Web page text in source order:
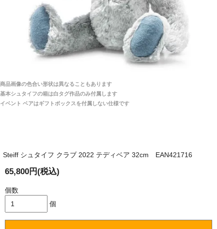
ご安心ください！商品は確実にお届けします。
商品は直接海外から届くのですか。受取の際、関税な
どはかかりますか？
商品は全て当店へ入荷させたのち欠品を行いお客様
関税はすべて当店にて処理しますのでお客様のご負担
は一切ありません。
国内で一度検品をしますので、決済確認後、２～４
週間でのお届けとなります。
（稀に、通関手続き等に時間がかかり、納期が遅れる
ます。）
埼玉県 S・W 様
「送られる際にメールなどで届けて頂きとても
安心感がありました」
大阪府 Y・W 様 （男性）
「取り扱っているNetショップで一番信用出来
兵庫県 A・K 様 （女性）
「ベアちゃんの紹介分が丁寧に書かれていたこ
商品画像の色合い形状は異なることもあります
基本シュタイフの箱は白タグ作品のみ付属します
イベント ベアはギフトボックスを付属しない仕様です
Steiff シュタイフ クラブ 2022 テディベア 32cm EAN421716
65,800円(税込)
個数
個